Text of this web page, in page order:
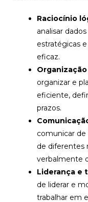
Raciocínio
analisar
estratégicas
eficaz.
organizar e
eficiente,
prazos.
comunicar de
de diferentes
verbalmente
Liderança e
de liderar e
trabalhar em